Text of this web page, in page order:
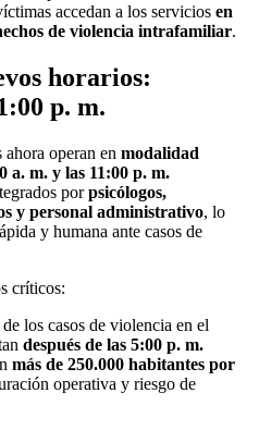
accedan a los servicios en
de violencia intrafamiliar.
horarios:
p. m.
operan en modalidad
a. m. y las 11:00 p. m.
porpsicólogos,
y personal administrativo, lo
y humana ante casos de
críticos:
de los casos de violencia en el
después de las 5:00 p. m.
más de 250.000 habitantes por
operativa y riesgo de